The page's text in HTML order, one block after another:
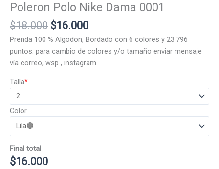
Poleron Polo Nike Dama 0001
$18.000 El
precio
original
era:
$16.000El
precio
actual
es:
Prenda 100 % Algodon, Bordado con 6 colores y 23.796
puntos. para cambio de colores y/o tamaño enviar mensaje
vía correo, wsp , instagram.
*
Talla
Color
Final total
$16.000